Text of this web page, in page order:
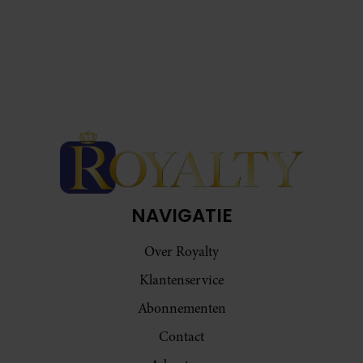
NAVIGATIE
Over Royalty
Klantenservice
Abonnementen
Contact